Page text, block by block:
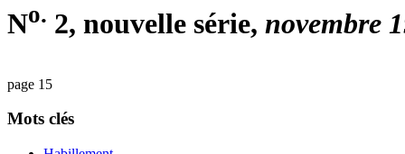
No. 2, nouvelle série, novembre
page 15
Mots clés